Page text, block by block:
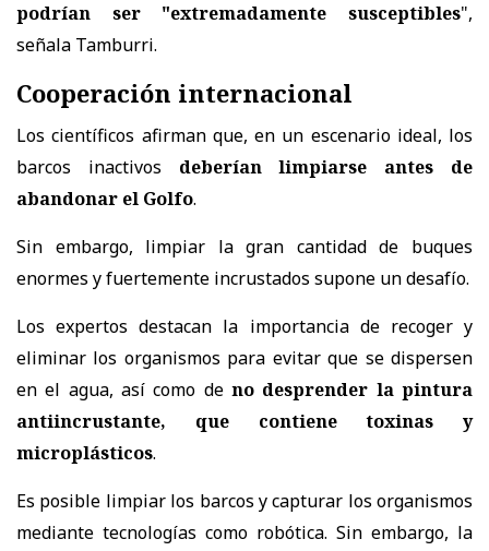
podrían ser "extremadamente susceptibles",
señala Tamburri.
Cooperación internacional
Los científicos afirman que, en un escenario ideal, los
barcos inactivos deberían limpiarse antes de
abandonar el Golfo.
Sin embargo, limpiar la gran cantidad de buques
enormes y fuertemente incrustados supone un desafío.
Los expertos destacan la importancia de recoger y
eliminar los organismos para evitar que se dispersen
en el agua, así como de no desprender la pintura
antiincrustante, que contiene toxinas y
microplásticos.
Es posible limpiar los barcos y capturar los organismos
mediante tecnologías como robótica. Sin embargo, la